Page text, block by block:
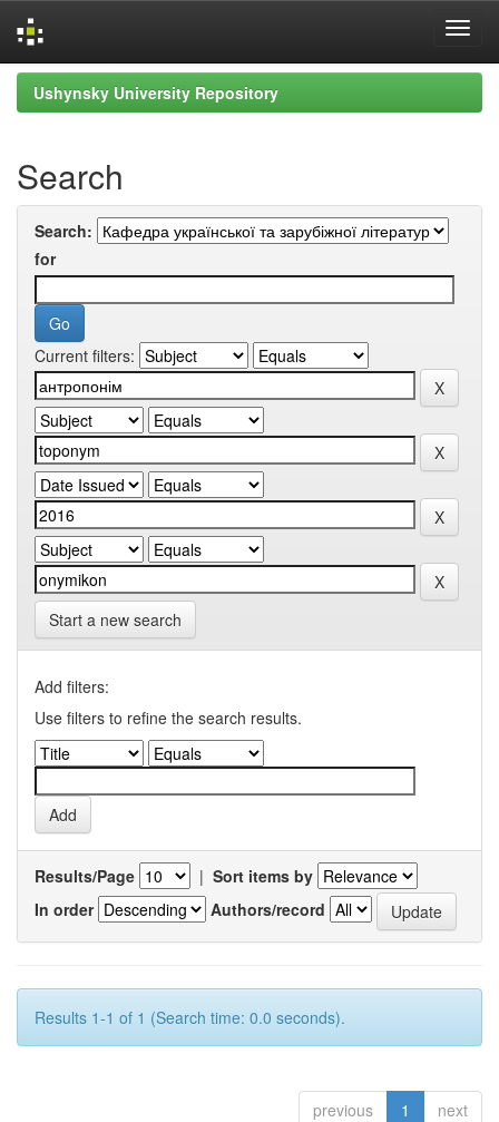
Skip
navigation
Ushynsky University Repository
Search
Search:
for
Current filters:
Start a new search
Add filters:
Use filters to refine the search results.
Results/Page | Sort items by
In order
Authors/record
Results 1-1 of 1 (Search time: 0.0 seconds).
previous 1 next